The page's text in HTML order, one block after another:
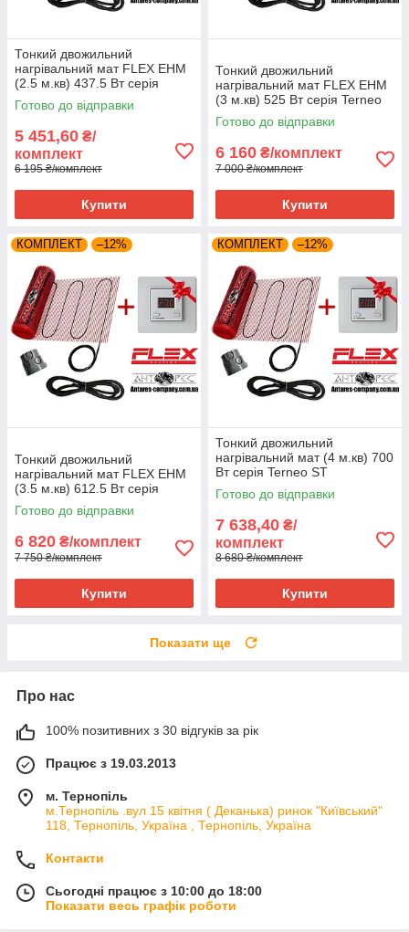
Тонкий двожильний
нагрівальний мат FLEX EHM
(2.5 м.кв) 437.5 Вт серія
Terneo SТ
Готово до відправки
5 451,60 ₴/
комплект
6 195 ₴/комплект
Купити
Тонкий двожильний
нагрівальний мат FLEX EHM
(3 м.кв) 525 Вт серія Terneo
SТ
Готово до відправки
6 160 ₴/комплект
7 000 ₴/комплект
Купити
КОМПЛЕКТ –12%
Тонкий двожильний
нагрівальний мат FLEX EHM
(3.5 м.кв) 612.5 Вт серія
Terneo SТ
Готово до відправки
6 820 ₴/комплект
7 750 ₴/комплект
Купити
КОМПЛЕКТ –12%
Тонкий двожильний
нагрівальний мат (4 м.кв) 700
Вт серія Terneo SТ
Готово до відправки
7 638,40 ₴/
комплект
8 680 ₴/комплект
Купити
Показати ще
Про нас
100% позитивних з 30 відгуків за рік
Працює з 19.03.2013
м. Тернопіль
м.Тернопіль .вул 15 квітня ( Деканька) ринок "Київський"
118, Тернопіль, Україна , Тернопіль, Україна
Контакти
Сьогодні працює з 10:00 до 18:00
Показати весь графік роботи